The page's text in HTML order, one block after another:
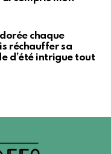
chaque
réchauffer sa
d’été intrigue tout